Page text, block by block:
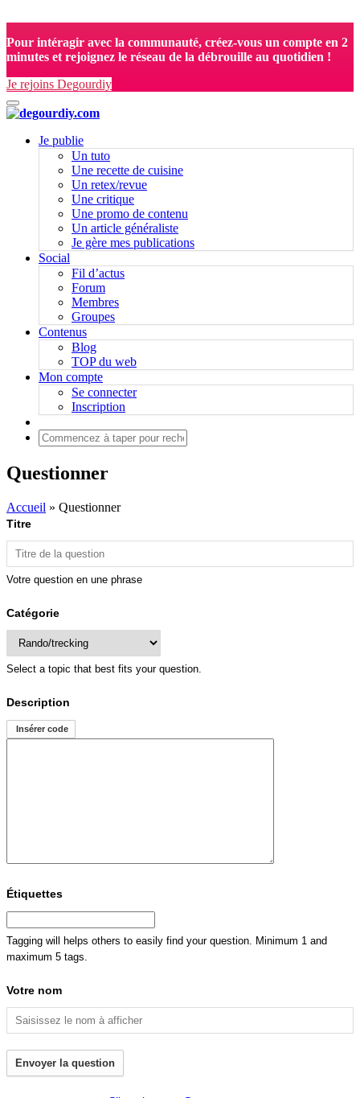
Pour intéragir avec la communauté, créez-vous un compte en 2
minutes et rejoignez le réseau de la débrouille au quotidien !
Je rejoins Degourdiy
Activer/désactiver navigation
Je publie
Un tuto
Une recette de cuisine
Un retex/revue
Une critique
Une promo de contenu
Un article généraliste
Je gère mes publications
Social
Fil d’actus
Forum
Membres
Groupes
Contenus
Blog
TOP du web
Mon compte
Se connecter
Inscription
Questionner
Accueil » Questionner
Titre
Votre question en une phrase
Catégorie
Select a topic that best fits your question.
Description
Insérer code
Étiquettes
Tagging will helps others to easily find your question. Minimum 1 and
maximum 5 tags.
Votre nom
Envoyer la question